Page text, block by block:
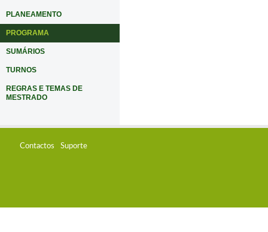
PLANEAMENTO
PROGRAMA
SUMÁRIOS
TURNOS
REGRAS E TEMAS DE
MESTRADO
Contactos Suporte